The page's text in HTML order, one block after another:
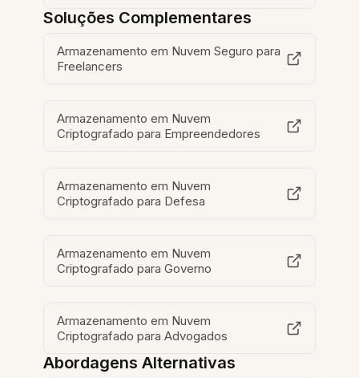
Soluções Complementares
Armazenamento em Nuvem Seguro para
Freelancers
Armazenamento em Nuvem
Criptografado para Empreendedores
Armazenamento em Nuvem
Criptografado para Defesa
Armazenamento em Nuvem
Criptografado para Governo
Armazenamento em Nuvem
Criptografado para Advogados
Abordagens Alternativas